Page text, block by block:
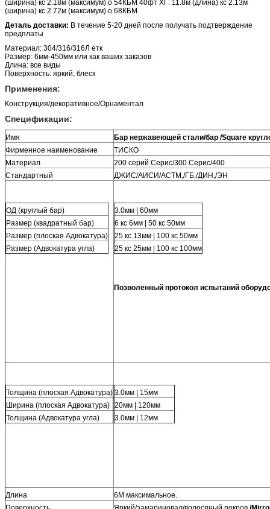
(ширина) кс 2.18м (максимум) о 54КБМ 40фт ХГ: 11.8м (длина) кс 2.13м
(ширина) кс 2.72м (максимум) о 68КБМ
Деталь доставки: В течение 5-20 дней после получать подтверждение
предплаты
Материал: 304/316/316Л етк
Размер: 6мм-450мм или как ваших заказов
Длина: все виды
Поверхность: яркий, блеск
Применения:
Конструкция/декоративное/Орнаментал
Спецификации:
Имя
Бар нержавеющей стали/бар /Square
Фирменное наименование
ТИСКО
Материал
200 серий Серис/300 Серис/400
Стандартный
ДЖИС/АИСИ/АСТМ,/ГБ,/ДИН,/ЭН
ОД (круглый бар)
Размер (квадратный бар)
Размер (плоская Адвокатура)
Размер (Адвокатура угла)
3.0мм | 60мм
6 кс 6мм | 50 кс 50мм
25 кс 13мм | 100 кс 50мм
25 кс 25мм | 100 кс 100мм
Позволенный протокол испытаний
Толщина (плоская Адвокатура)
Ширина (плоская Адвокатура)
Толщина (Адвокатура угла)
3.0мм | 15мм
20мм | 120мм
3.0мм | 12мм
Длина
6М максимальное.